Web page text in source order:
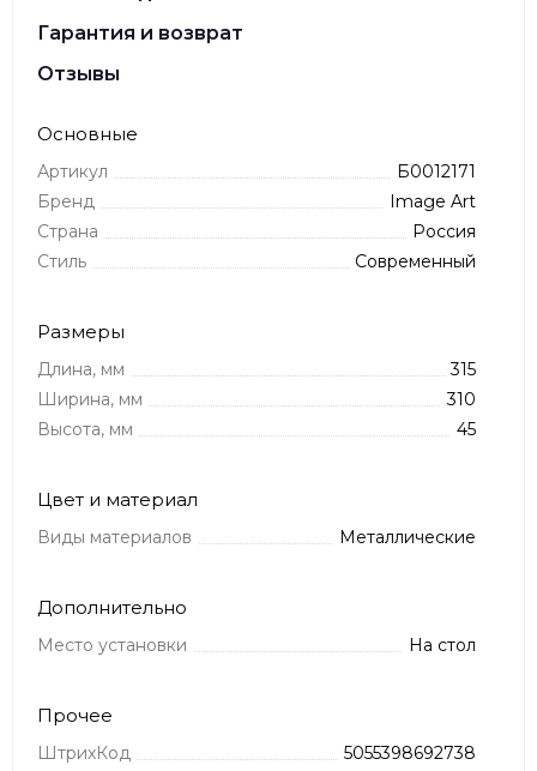
Гарантия и возврат
Отзывы
Основные
Артикул
Б0012171
Бренд
Image Art
Страна
Россия
Стиль
Современный
Размеры
Длина, мм
315
Ширина, мм
310
Высота, мм
45
Цвет и материал
Виды материалов Металлические
Дополнительно
Место установки На стол
Прочее
ШтрихКод
5055398692738